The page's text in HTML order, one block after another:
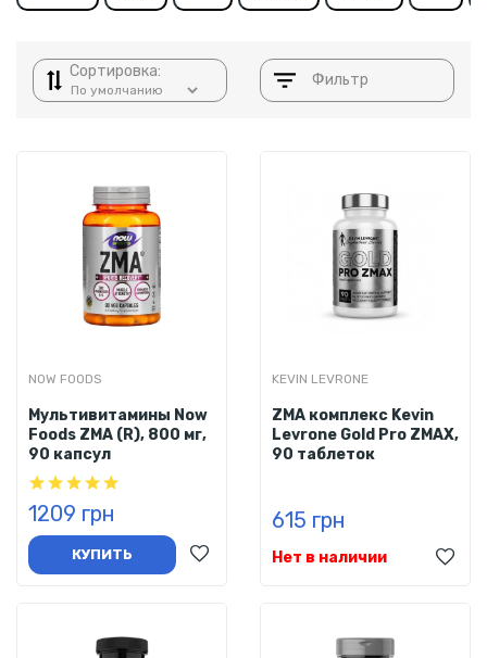
Сортировка: Фильтр
NOW FOODS
Мультивитамины Now
Foods ZMA (R), 800 мг,
90 капсул
1209 грн
КУПИТЬ
KEVIN LEVRONE
ZMA комплекс Kevin
Levrone Gold Pro ZMAX,
90 таблеток
615 грн
Нет в наличии